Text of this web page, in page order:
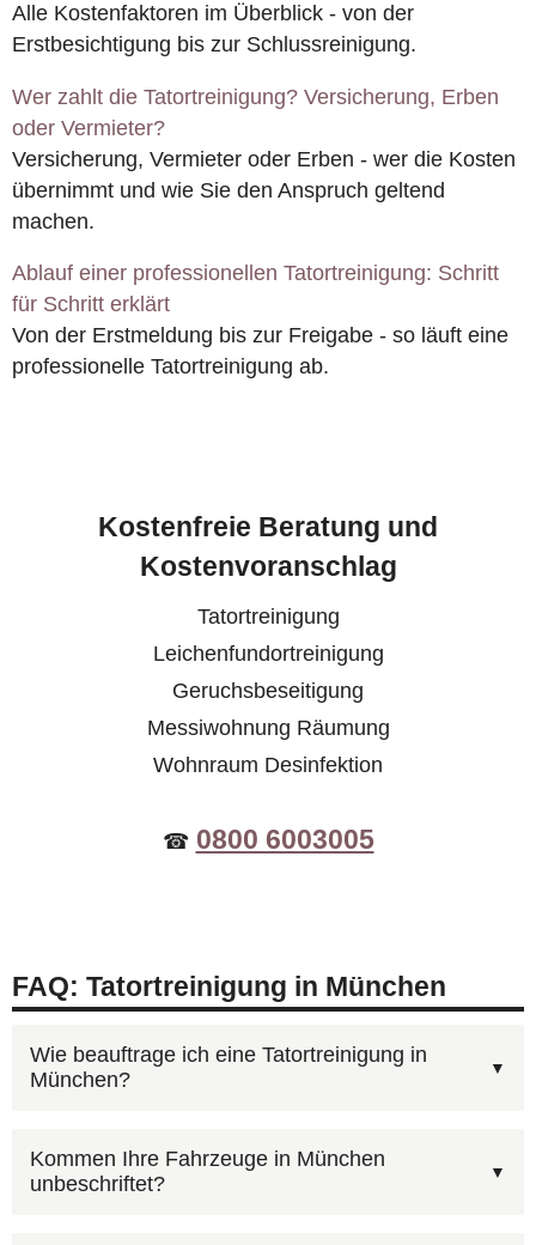
Alle Kostenfaktoren im Überblick - von der
Erstbesichtigung bis zur Schlussreinigung.
Wer zahlt die Tatortreinigung? Versicherung, Erben
oder Vermieter?
Versicherung, Vermieter oder Erben - wer die Kosten
übernimmt und wie Sie den Anspruch geltend
machen.
Ablauf einer professionellen Tatortreinigung: Schritt
für Schritt erklärt
Von der Erstmeldung bis zur Freigabe - so läuft eine
professionelle Tatortreinigung ab.
Kostenfreie Beratung und
Kostenvoranschlag
Tatortreinigung
Leichenfundortreinigung
Geruchsbeseitigung
Messiwohnung Räumung
Wohnraum Desinfektion
☎ 0800 6003005
FAQ: Tatortreinigung in München
Wie beauftrage ich eine Tatortreinigung in
München?
Am schnellsten geht es telefonisch:
0800 6003005
Kommen Ihre Fahrzeuge in München
unbeschriftet?